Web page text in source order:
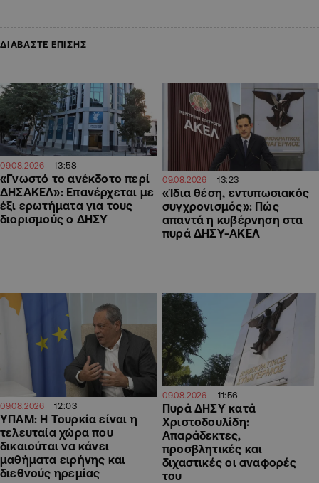
ΔΙΑΒΑΣΤΕ ΕΠΙΣΗΣ
09.08.2026 13:58
«Γνωστό το ανέκδοτο περί
ΔΗΣΑΚΕΛ»: Επανέρχεται με
έξι ερωτήματα για τους
διορισμούς ο ΔΗΣΥ
09.08.2026 13:23
«Ίδια θέση, εντυπωσιακός
συγχρονισμός»: Πώς
απαντά η κυβέρνηση στα
πυρά ΔΗΣΥ-ΑΚΕΛ
09.08.2026 12:03
ΥΠΑΜ: Η Τουρκία είναι η
τελευταία χώρα που
δικαιούται να κάνει
μαθήματα ειρήνης και
διεθνούς ηρεμίας
09.08.2026 11:56
Πυρά ΔΗΣΥ κατά
Χριστοδουλίδη:
Απαράδεκτες,
προσβλητικές και
διχαστικές οι αναφορές
του